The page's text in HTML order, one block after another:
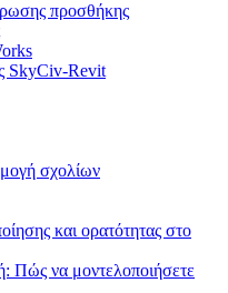
προσθήκης
SkyCiv-Revit
σχολίων
και ορατότητας στο
Πώς να μοντελοποιήσετε